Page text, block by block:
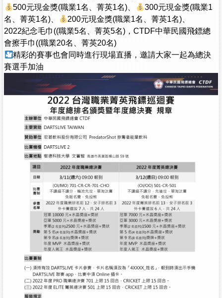
500元現金獎(職業1名、菁英1名)、
300元現金獎(職業1
名、菁英1名)、
200元現金獎(職業1名、菁英1名)、
2022紀念毛巾((職業5名、菁英5名)，CTDF中華民國飛鏢總
會擦手巾((職業20名、菁英20名)
精彩的賽事也會同時進行現場直播，邀請大家一起為總決
賽選手加油